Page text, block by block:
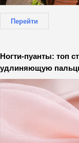
Перейти
Ногти-пуанты: топ
удлиняющую